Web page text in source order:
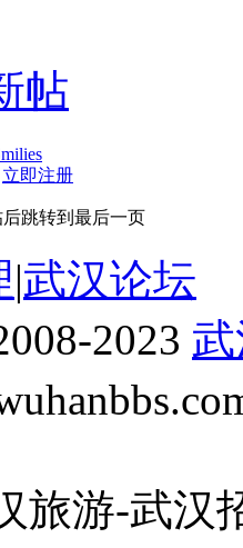
帖
立即注册
后跳转到最后一页
|武汉论坛
2023
旅游-武汉